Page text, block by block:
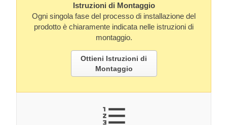
Istruzioni di Montaggio
Ogni singola fase del processo di installazione del
prodotto è chiaramente indicata nelle istruzioni di
montaggio.
Ottieni Istruzioni di
Montaggio